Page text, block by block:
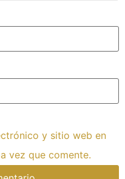
y sitio web en
vez que comente.